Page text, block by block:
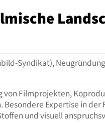
Syndikat),
Filmprojekten,
Expertise in der
und visuell